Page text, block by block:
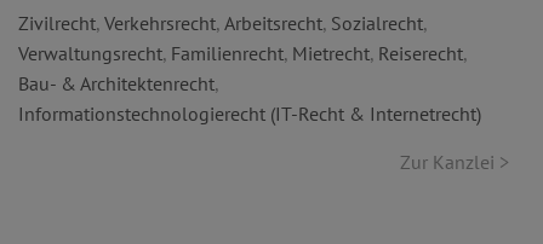
Zivilrecht, Verkehrsrecht, Arbeitsrecht, Sozialrecht,
Verwaltungsrecht, Familienrecht, Mietrecht, Reiserecht,
Bau- & Architektenrecht,
Informationstechnologierecht (IT-Recht & Internetrecht)
Zur Kanzlei >